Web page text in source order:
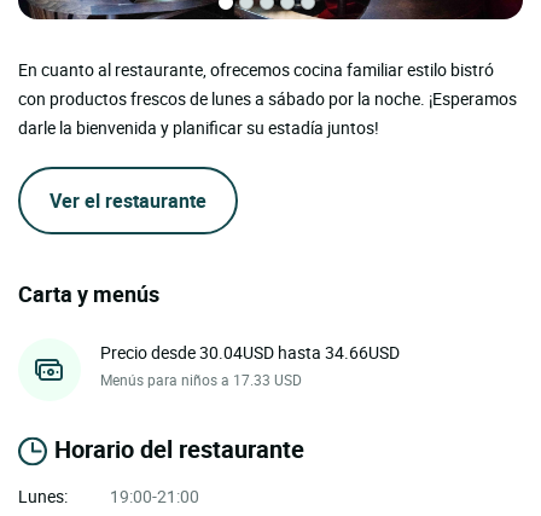
En cuanto al restaurante, ofrecemos cocina familiar estilo bistró
con productos frescos de lunes a sábado por la noche. ¡Esperamos
darle la bienvenida y planificar su estadía juntos!
Ver el restaurante
Carta y menús
Precio desde 30.04USD hasta 34.66USD
Menús para niños a 17.33 USD
Horario del restaurante
Lunes:
19:00-21:00